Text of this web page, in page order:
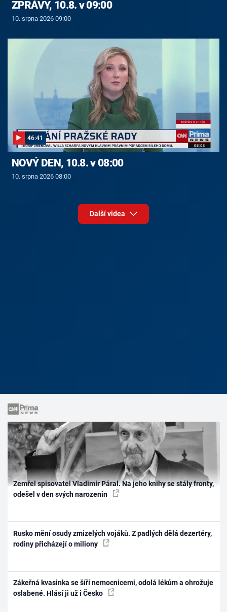
ZPRÁVY, 10.8. v 09:00
10. srpna 2026 09:00
46:41
NOVÝ DEN, 10.8. v 08:00
10. srpna 2026 08:00
Další videa
Zemřel spisovatel Vladimír Páral. Na jeho knihy se stály fronty,
odešel v den svých narozenin
Rusko mění osudy zmizelých vojáků. Z padlých dělá dezertéry,
rodiny přicházejí o miliony
Zákeřná kvasinka se šíří nemocnicemi, odolá lékům a ohrožuje
oslabené. Hlásí ji už i Česko